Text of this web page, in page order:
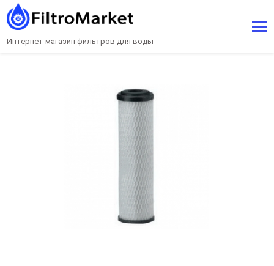
Интернет-магазин фильтров для воды